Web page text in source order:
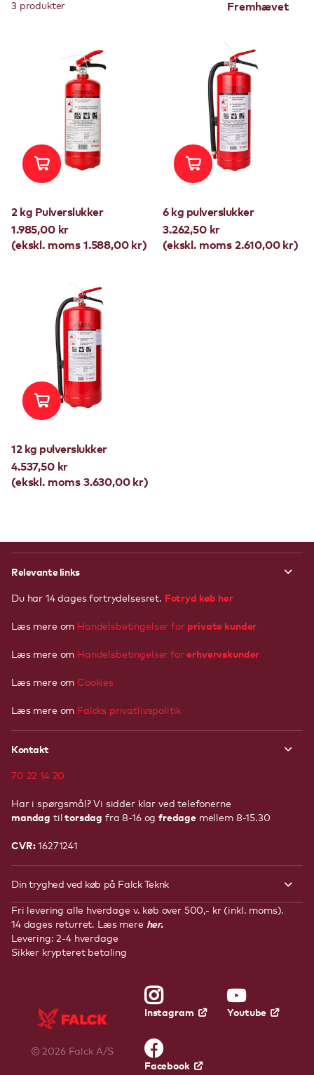
3 produkter
2 kg Pulverslukker
1.985,00 kr
(ekskl. moms 1.588,00 kr)
6 kg pulverslukker
3.262,50 kr
(ekskl. moms 2.610,00 kr)
12 kg pulverslukker
4.537,50 kr
(ekskl. moms 3.630,00 kr)
Relevante links
Du har 14 dages fortrydelsesret. Fotryd køb her
Læs mere om Handelsbetingelser for private kunder
Læs mere om Handelsbetingelserforerhvervskunder
Læs mere om Cookies
Læs mere om Falcks privatlivspolitik
Kontakt
70 22 14 20
Har i spørgsmål? Vi sidder klar ved telefonerne
mandag tiltorsdag fra 8-16 ogfredagemellem 8-15.30
CVR:16271241
Din tryghed ved køb på Falck Teknk
Fri levering alle hverdage v. køb over 500,- kr (inkl. moms).
14 dages returret. Læs mere her.
Levering: 2-4 hverdage
Sikker krypteret betaling
© 2026 Falck A/S
Instagram Youtube
Facebook